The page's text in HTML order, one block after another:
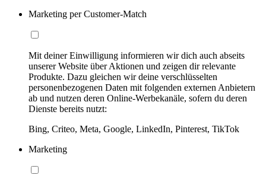
Marketing per Customer-Match
Mit deiner Einwilligung informieren wir dich auch abseits
unserer Website über Aktionen und zeigen dir relevante
Produkte. Dazu gleichen wir deine verschlüsselten
personenbezogenen Daten mit folgenden externen Anbietern
ab und nutzen deren Online-Werbekanäle, sofern du deren
Dienste bereits nutzt:
Bing, Criteo, Meta, Google, LinkedIn, Pinterest, TikTok
Marketing